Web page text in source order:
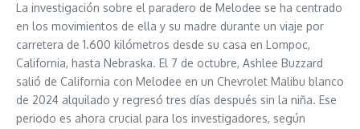
La investigación sobre el paradero de Melodee se ha centrado
en los movimientos de ella y su madre durante un viaje por
carretera de 1.600 kilómetros desde su casa en Lompoc,
California, hasta Nebraska. El 7 de octubre, Ashlee Buzzard
salió de California con Melodee en un Chevrolet Malibu blanco
de 2024 alquilado y regresó tres días después sin la niña. Ese
periodo es ahora crucial para los investigadores, según